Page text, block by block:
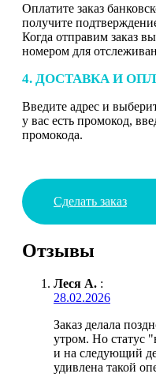
Оплатите заказ
получите
Когда отправим заказ
номером для
4. ДОСТАВКА И
Введите адрес и
у вас есть промокод,
промокода.
Сделать заказ
Отзывы
Леся А. :
28.02.2026
Заказ делала
утром. Но статус
и на следующий
удивлена такой